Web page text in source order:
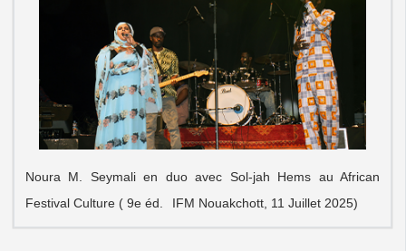
Noura M. Seymali en duo avec Sol-jah Hems au African
Festival Culture ( 9e éd.
IFM Nouakchott, 11 Juillet 2025)